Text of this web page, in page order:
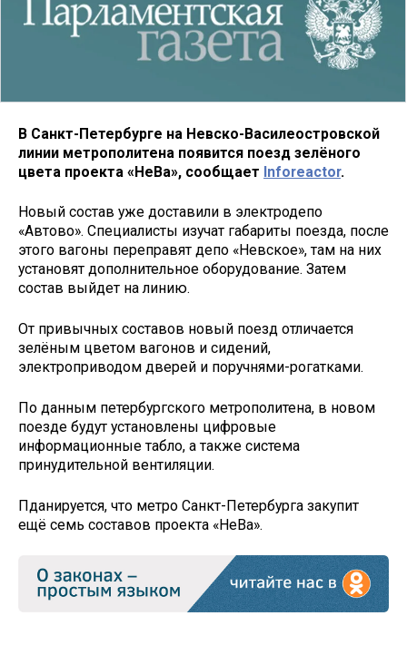
В Санкт-Петербурге на Невско-Василеостровской
линии метрополитена появится поезд зелёного
цвета проекта «НеВа», сообщает Inforeactor.​​​​
Новый состав уже доставили в электродепо
«Автово». Специалисты изучат габариты поезда, после
этого вагоны переправят депо «Невское», там на них
установят дополнительное оборудование. Затем
состав выйдет на линию.
От привычных составов новый поезд отличается
зелёным цветом вагонов и сидений,
электроприводом дверей и поручнями-рогатками.
По данным петербургского метрополитена, в новом
поезде будут установлены цифровые
информационные табло, а также система
принудительной вентиляции.
Пданируется, что метро Санкт-Петербурга закупит
ещё семь составов проекта «НеВа».